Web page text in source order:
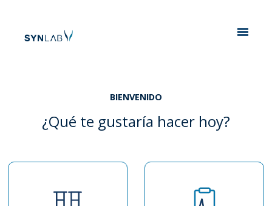
BIENVENIDO
¿Qué te gustaría hacer hoy?